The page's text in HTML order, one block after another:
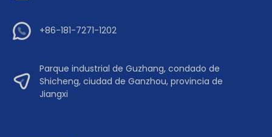
+86-181-7271-1202
Parque industrial de Guzhang, condado de
Shicheng, ciudad de Ganzhou, provincia de
Jiangxi